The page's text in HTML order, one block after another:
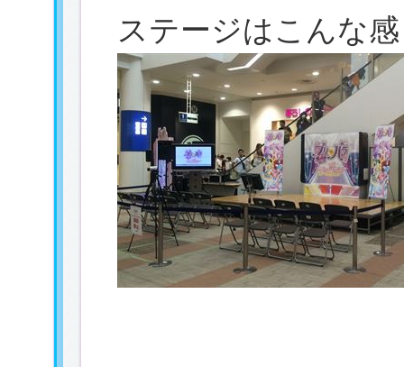
ステージはこんな